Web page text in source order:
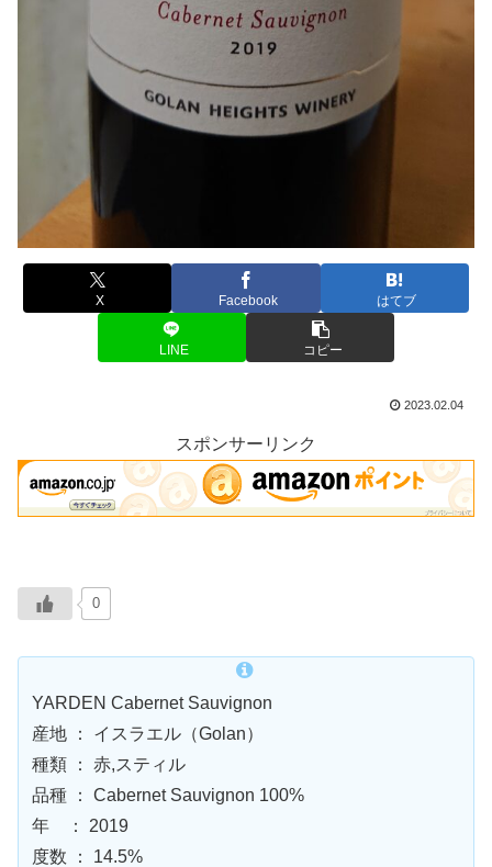
X Facebook はてブ
LINE コピー
2023.02.04
スポンサーリンク
0
YARDEN Cabernet Sauvignon
産地 ： イスラエル（Golan）
種類 ： 赤,スティル
品種 ： Cabernet Sauvignon 100%
年 ： 2019
度数 ： 14.5%